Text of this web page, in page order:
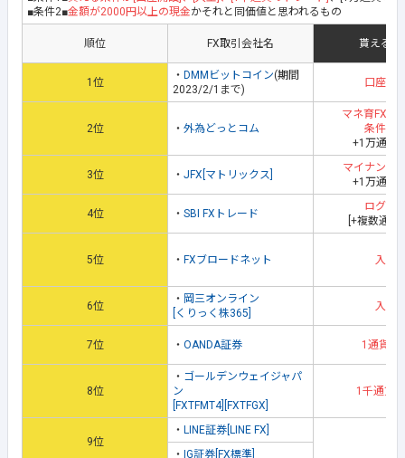
■条件2■金額が2000円以上の現金かそれと同価値と思われるもの
順位 FX取引会社名 貰える地
1位
・ DMMビットコイン(期間
2023/2/1まで)
口座開
2位 ・ 外為どっとコム
マネ育FXス
条件達
+1万通貨
3位 ・ JFX[マトリックス]
マイナンバ
+1万通貨
4位 ・ SBI FXトレード
ログイ
[+複数通貨
5位 ・ FXブロードネット 入金
6位
・ 岡三オンライン
[くりっく株365]
入金
7位 ・ OANDA証券 1通貨取
8位
・ ゴールデンウェイジャパ
ン
[FXTFMT4][FXTFGX]
1千通貨
9位
・ LINE証券[LINE FX]
・ IG証券[FX標準]